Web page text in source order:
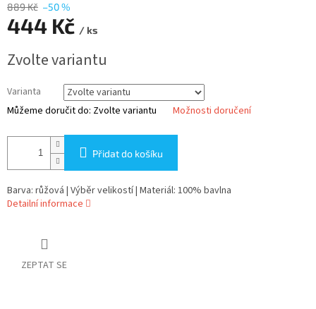
889 Kč –50 %
444 Kč / ks
cena:
Zvolte variantu
Varianta
Můžeme doručit do: Zvolte variantu Možnosti doručení
Přidat do košíku
Barva: růžová | Výběr velikostí | Materiál: 100% bavlna
Detailní informace
ZEPTAT SE